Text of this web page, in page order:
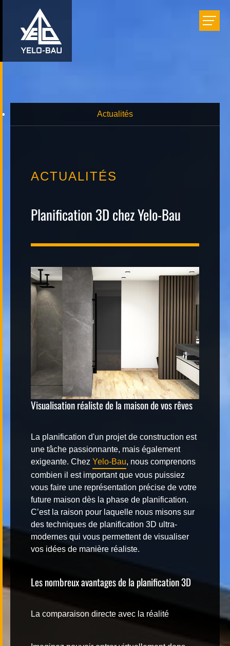
Rénover
Entreprise
Carrière
Actualités
ACTUALITÉS
Planification 3D chez Yelo-Bau
Visualisation réaliste de la maison de vos rêves
La planification d'un projet de construction est
une tâche passionnante, mais également
exigeante. Chez Yelo-Bau, nous comprenons
combien il est important que vous puissiez
vous faire une représentation précise de votre
future maison dès la phase de planification.
C’est la raison pour laquelle nous misons sur
des techniques de planification 3D ultra-
modernes qui vous permettent de visualiser
vos idées de manière réaliste.
Les nombreux avantages de la planification 3D
La comparaison directe avec la réalité